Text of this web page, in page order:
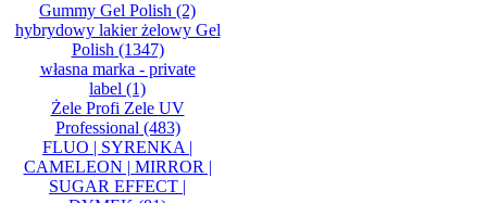
Gummy Gel Polish (2)
hybrydowy lakier żelowy Gel
Polish (1347)
własna marka - private
label (1)
Żele Profi Zele UV
Professional (483)
FLUO | SYRENKA |
CAMELEON | MIRROR |
SUGAR EFFECT |